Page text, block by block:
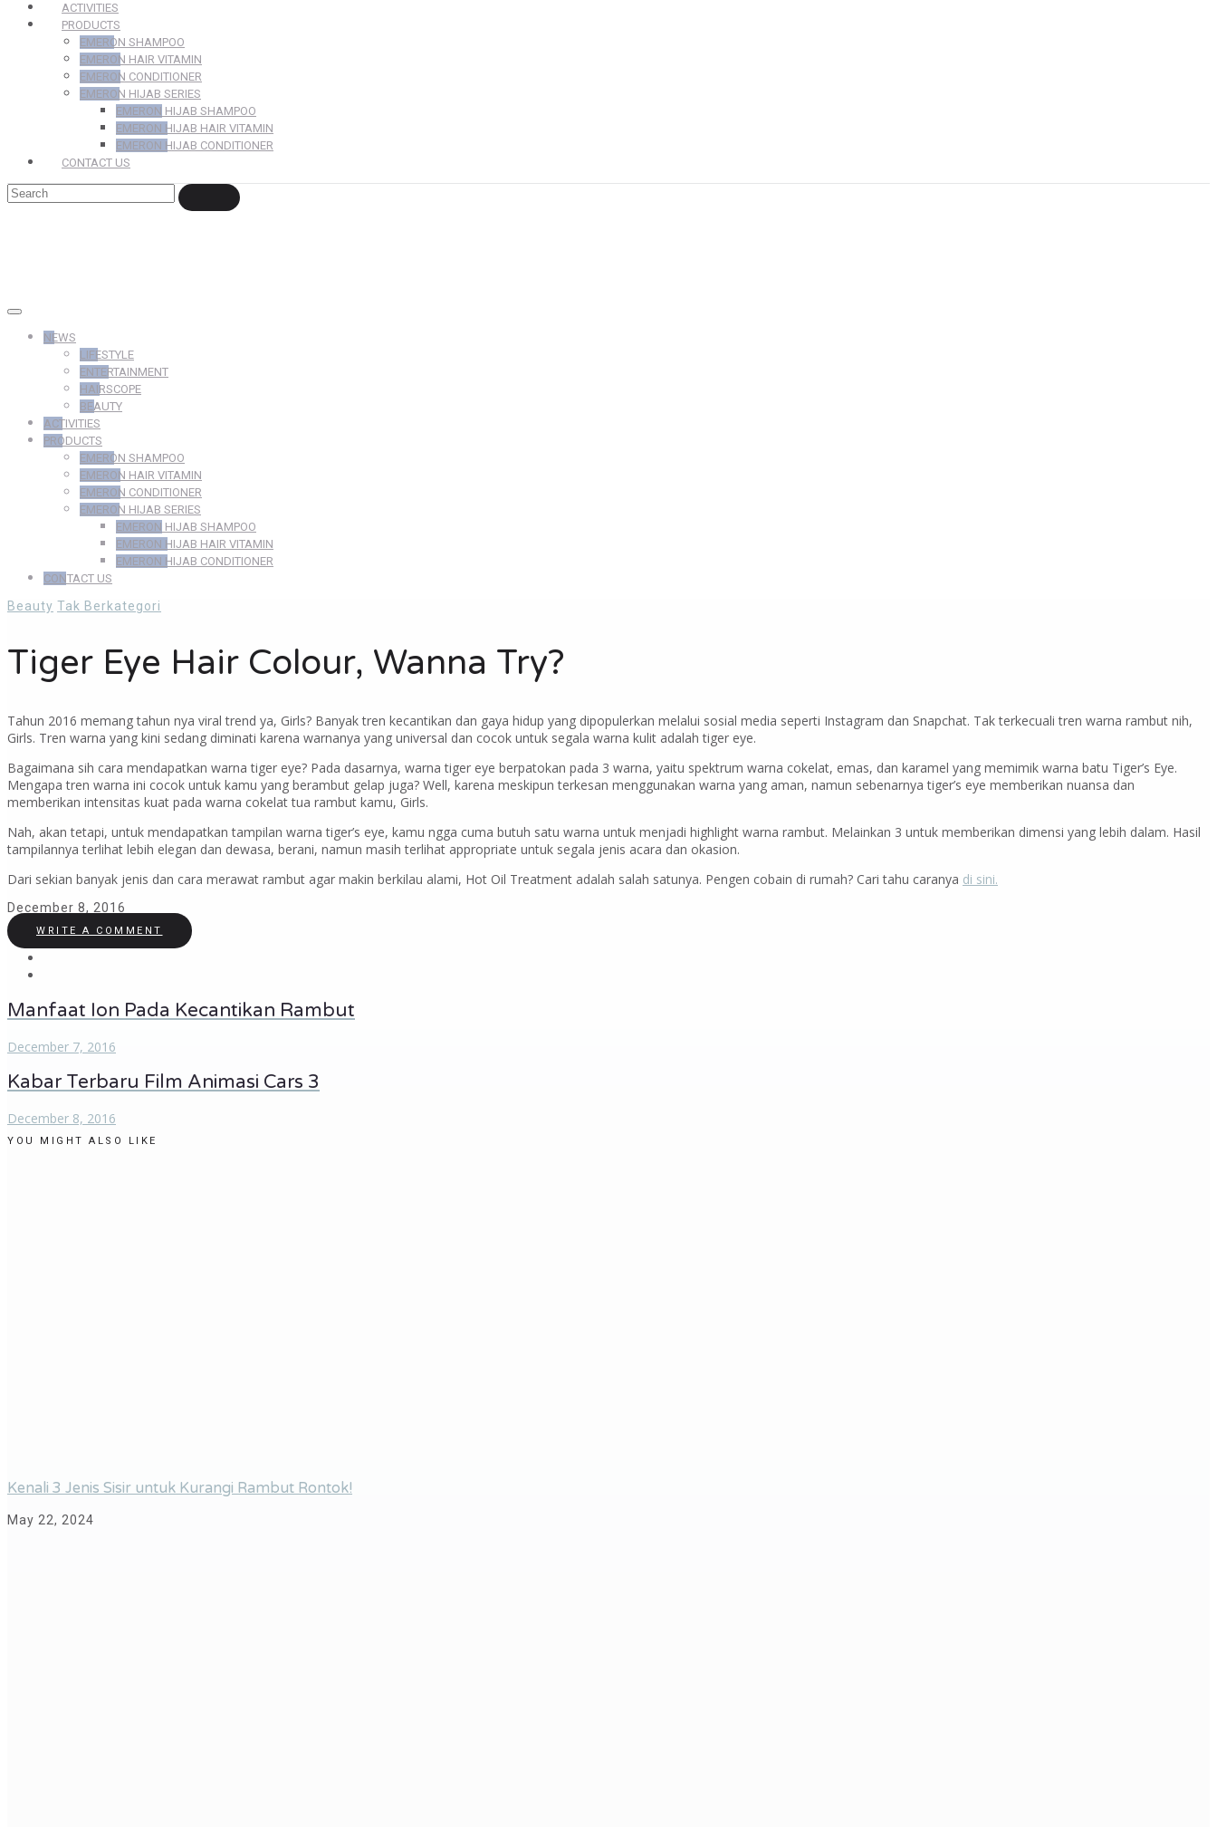
ACTIVITIES
PRODUCTS
EMERON SHAMPOO
EMERON HAIR VITAMIN
EMERON CONDITIONER
EMERON HIJAB SERIES
EMERON HIJAB SHAMPOO
EMERON HIJAB HAIR VITAMIN
EMERON HIJAB CONDITIONER
CONTACT US
NEWS
LIFESTYLE
ENTERTAINMENT
HAIRSCOPE
BEAUTY
ACTIVITIES
PRODUCTS
EMERON SHAMPOO
EMERON HAIR VITAMIN
EMERON CONDITIONER
EMERON HIJAB SERIES
EMERON HIJAB SHAMPOO
EMERON HIJAB HAIR VITAMIN
EMERON HIJAB CONDITIONER
CONTACT US
Beauty Tak Berkategori
Tiger Eye Hair Colour, Wanna Try?
Tahun 2016 memang tahun nya viral trend ya, Girls? Banyak tren kecantikan dan gaya hidup yang dipopulerkan melalui sosial media seperti Instagram dan Snapchat. Tak terkecuali tren warna rambut nih,
Girls. Tren warna yang kini sedang diminati karena warnanya yang universal dan cocok untuk segala warna kulit adalah tiger eye.
Bagaimana sih cara mendapatkan warna tiger eye? Pada dasarnya, warna tiger eye berpatokan pada 3 warna, yaitu spektrum warna cokelat, emas, dan karamel yang memimik warna batu Tiger’s Eye.
Mengapa tren warna ini cocok untuk kamu yang berambut gelap juga? Well, karena meskipun terkesan menggunakan warna yang aman, namun sebenarnya tiger’s eye memberikan nuansa dan
memberikan intensitas kuat pada warna cokelat tua rambut kamu, Girls.
Nah, akan tetapi, untuk mendapatkan tampilan warna tiger’s eye, kamu ngga cuma butuh satu warna untuk menjadi highlight warna rambut. Melainkan 3 untuk memberikan dimensi yang lebih dalam. Hasil
tampilannya terlihat lebih elegan dan dewasa, berani, namun masih terlihat appropriate untuk segala jenis acara dan okasion.
Dari sekian banyak jenis dan cara merawat rambut agar makin berkilau alami, Hot Oil Treatment adalah salah satunya. Pengen cobain di rumah? Cari tahu caranya di sini.
December 8, 2016
WRITE A COMMENT
Manfaat Ion Pada Kecantikan Rambut
December 7, 2016
Kabar Terbaru Film Animasi Cars 3
December 8, 2016
YOU MIGHT ALSO LIKE
Kenali 3 Jenis Sisir untuk Kurangi Rambut Rontok!
May 22, 2024